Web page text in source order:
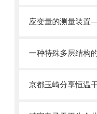
应变量的测量装置
京都玉崎分享恒温